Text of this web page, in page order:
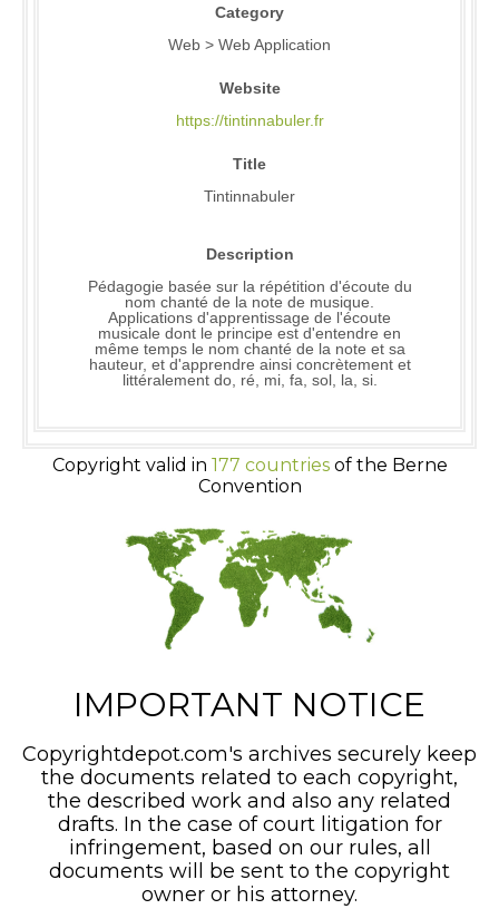
Category
Web > Web Application
Website
https://tintinnabuler.fr
Title
Tintinnabuler
Description
Pédagogie basée sur la répétition d'écoute du
nom chanté de la note de musique.
Applications d'apprentissage de l'écoute
musicale dont le principe est d'entendre en
même temps le nom chanté de la note et sa
hauteur, et d'apprendre ainsi concrètement et
littéralement do, ré, mi, fa, sol, la, si.
Copyright valid in 177 countriesof the Berne
Convention
IMPORTANT NOTICE
Copyrightdepot.com's archives securely keep
the documents related to each copyright,
the described work and also any related
drafts. In the case of court litigation for
infringement, based on our rules, all
documents will be sent to the copyright
owner or his attorney.